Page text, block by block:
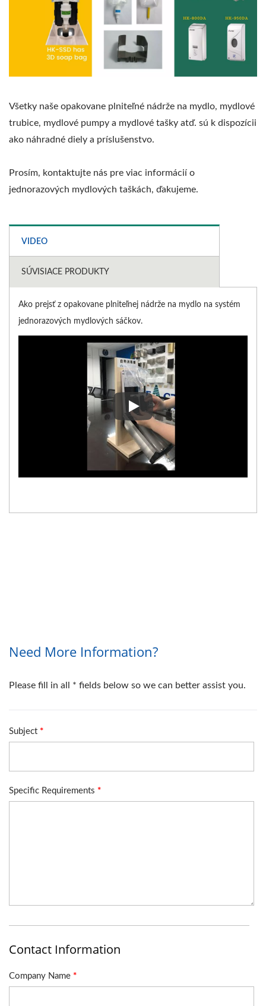
Všetky naše opakovane plniteľné nádrže na mydlo, mydlové
trubice, mydlové pumpy a mydlové tašky atď. sú k dispozícii
ako náhradné diely a príslušenstvo.
Prosím, kontaktujte nás pre viac informácií o
jednorazových mydlových taškách, ďakujeme.
VIDEO
SÚVISIACE PRODUKTY
Ako prejsť z opakovane plniteľnej nádrže na mydlo na systém
jednorazových mydlových sáčkov.
Ako prejsť z opakovane